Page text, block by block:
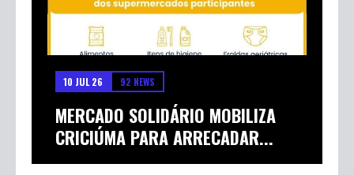
10 JUL 26 92 NEWS
MERCADO SOLIDÁRIO MOBILIZA
CRICIÚMA PARA ARRECADAR...